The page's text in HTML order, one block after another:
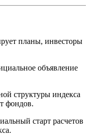
планы, инвесторы
объявление
структуры индекса
фондов.
старт расчетов